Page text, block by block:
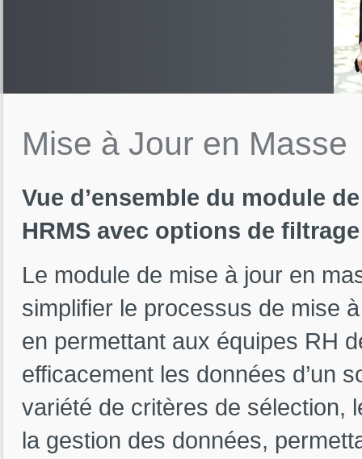
Mise à Jour en Masse
Vue d’ensemble du module
HRMS avec options de
Le module de mise à jour en
simplifier le processus de mise
en permettant aux équipes RH
efficacement les données d’un
variété de critères de sélection,
la gestion des données,